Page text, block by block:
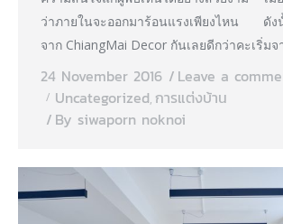
ว่าภายในจะออกมาร้อนแรงเพียงไหน ดัง
จาก ChiangMai Decor กันเลยดีกว่าคะเริ่มจ
24 November 2016
Leave a
Uncategorized, การแต่งบ้าน
By siwaporn noknoi